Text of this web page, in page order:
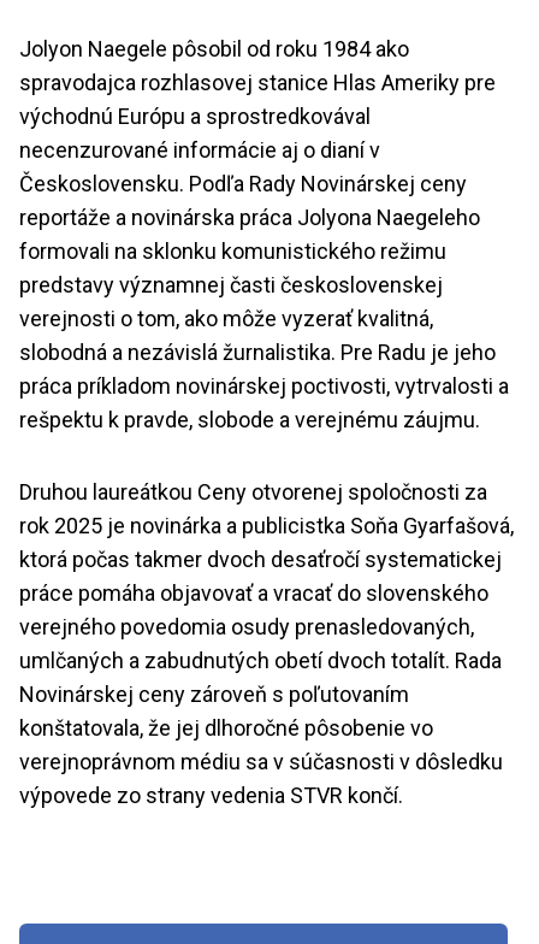
Jolyon Naegele pôsobil od roku 1984 ako
spravodajca rozhlasovej stanice Hlas Ameriky pre
východnú Európu a sprostredkovával
necenzurované informácie aj o dianí v
Československu. Podľa Rady Novinárskej ceny
reportáže a novinárska práca Jolyona Naegeleho
formovali na sklonku komunistického režimu
predstavy významnej časti československej
verejnosti o tom, ako môže vyzerať kvalitná,
slobodná a nezávislá žurnalistika. Pre Radu je jeho
práca príkladom novinárskej poctivosti, vytrvalosti a
rešpektu k pravde, slobode a verejnému záujmu.
Druhou laureátkou Ceny otvorenej spoločnosti za
rok 2025 je novinárka a publicistka Soňa Gyarfašová,
ktorá počas takmer dvoch desaťročí systematickej
práce pomáha objavovať a vracať do slovenského
verejného povedomia osudy prenasledovaných,
umlčaných a zabudnutých obetí dvoch totalít. Rada
Novinárskej ceny zároveň s poľutovaním
konštatovala, že jej dlhoročné pôsobenie vo
verejnoprávnom médiu sa v súčasnosti v dôsledku
výpovede zo strany vedenia STVR končí.